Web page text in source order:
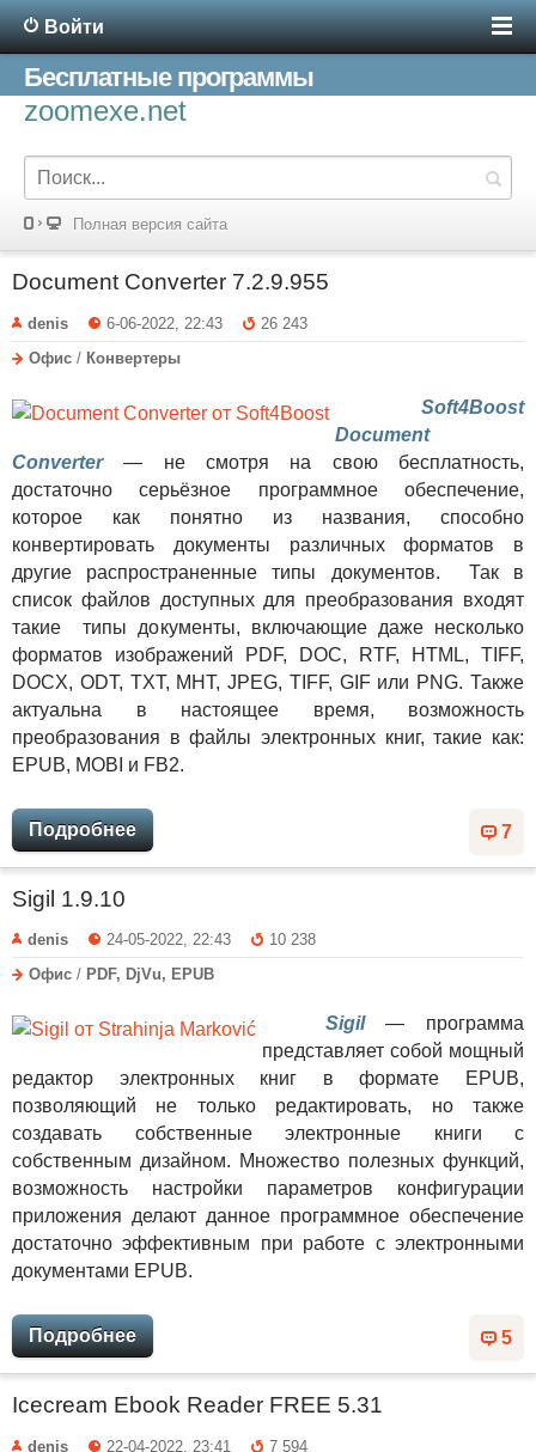
Войти
Бесплатные программы
zoomexe.net
Полная версия сайта
Document Converter 7.2.9.955
denis 6-06-2022, 22:43
26 243
Офис / Конвертеры
Soft4Boost
Document
Converter— не смотря на свою бесплатность,
достаточно серьёзное программное обеспечение,
которое как понятно из названия, способно
конвертировать документы различных форматов в
другие распространенные типы документов. Так в
список файлов доступных для преобразования входят
такие типы документы, включающие даже несколько
форматов изображений PDF, DOC, RTF, HTML, TIFF,
DOCX, ODT, TXT, MHT, JPEG, TIFF, GIF или PNG. Также
актуальна в настоящее время, возможность
преобразования в файлы электронных книг, такие как:
EPUB, MOBI и FB2.
7
Подробнее
Sigil 1.9.10
denis 24-05-2022, 22:43
10 238
Офис / PDF, DjVu, EPUB
Sigil— программа
представляет собой мощный
редактор электронных книг в формате EPUB,
позволяющий не только редактировать, но также
создавать собственные электронные книги с
собственным дизайном. Множество полезных функций,
возможность настройки параметров конфигурации
приложения делают данное программное обеспечение
достаточно эффективным при работе с электронными
документами EPUB.
5
Подробнее
Icecream Ebook Reader FREE 5.31
denis 22-04-2022, 23:41
7 594